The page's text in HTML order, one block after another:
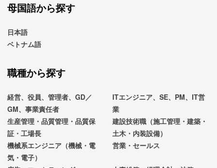
母国語から探す
日本語
ベトナム語
職種から探す
経営、役員、管理者、GD／
GM、事業責任者
ITエンジニア、SE、PM、IT営
業
生産管理・品質管理・品質保
証・工場長
建設技術職（施工管理・建築・
土木・内装設備）
機械系エンジニア（機械・電
気・電子）
営業・セールス